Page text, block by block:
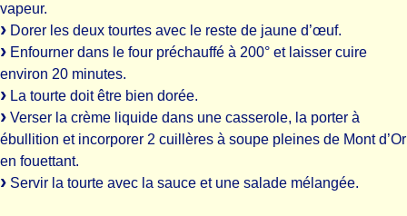
vapeur.
Dorer les deux tourtes avec le reste de jaune d’œuf.
Enfourner dans le four préchauffé à 200° et laisser cuire
environ 20 minutes.
La tourte doit être bien dorée.
Verser la crème liquide dans une casserole, la porter à
ébullition et incorporer 2 cuillères à soupe pleines de Mont d’Or
en fouettant.
Servir la tourte avec la sauce et une salade mélangée.